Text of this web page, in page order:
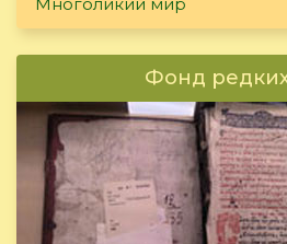
Многоликий мир
Фонд